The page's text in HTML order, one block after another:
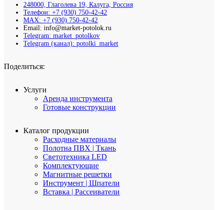
248000, Глаголева 19, Калуга, Россия
Телефон: +7 (930) 750-42-42
MAX: +7 (930) 750-42-42
Email: info@market-potolok.ru
Telegram: market_potolkov
Telegram (канал): potolki_market
Поделиться:
Услуги
Аренда инструмента
Готовые конструкции
Каталог продукции
Расходные материалы
Полотна ПВХ | Ткань
Светотехника LED
Комплектующие
Магнитные решетки
Инструмент | Шпатели
Вставка | Рассеиватели